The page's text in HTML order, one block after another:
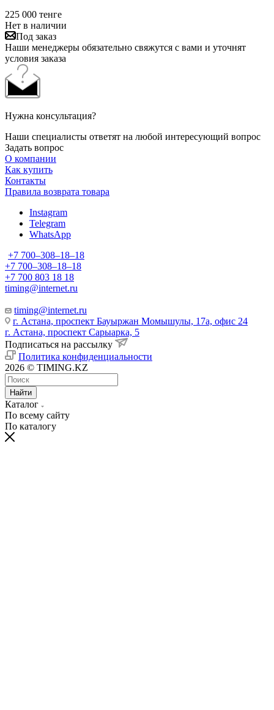
225 000 тенге
Нет в наличии
Под заказ
Наши менеджеры обязательно свяжутся с вами и уточнят
условия заказа
Нужна консультация?
Наши специалисты ответят на любой интересующий вопрос
Задать вопрос
О компании
Как купить
Контакты
Правила возврата товара
Instagram
Telegram
WhatsApp
+7 700‒308‒18‒18
+7 700‒308‒18‒18
+7 700 803 18 18
timing@internet.ru
timing@internet.ru
г. Астана, проспект Бауыржан Момышулы, 17а, офис 24
г. Астана, проспект Сарыарка, 5
Подписаться на рассылку
Политика конфиденциальности
2026 © TIMING.KZ
Найти
Каталог
По всему сайту
По каталогу